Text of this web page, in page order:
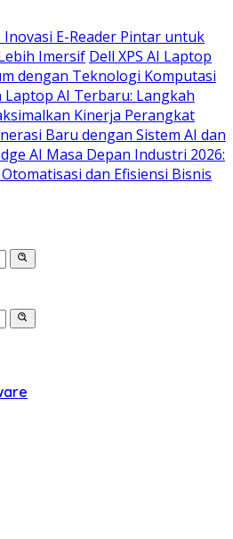
E-Reader Pintar untuk
Imersif Dell XPS AI Laptop
dengan Teknologi Komputasi
Laptop AI Terbaru: Langkah
Kinerja Perangkat
Baru dengan Sistem AI dan
AI Masa Depan Industri 2026:
dan Efisiensi Bisnis